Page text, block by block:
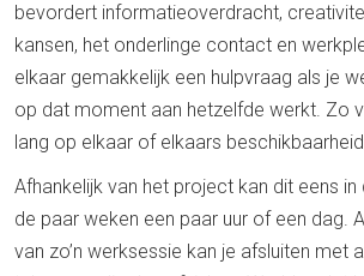
bevordert informatieoverdracht,
kansen, het onderlinge contact en
elkaar gemakkelijk een hulpvraag als je
op dat moment aan hetzelfde werkt. Zo
lang op elkaar of elkaars
Afhankelijk van het project kan dit eens
de paar weken een paar uur of een dag.
van zo’n werksessie kan je afsluiten met